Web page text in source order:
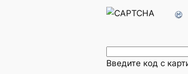
Введите код с